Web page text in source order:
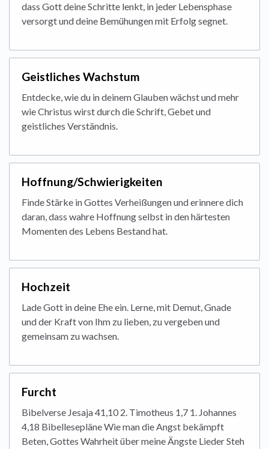
dass Gott deine Schritte lenkt, in jeder Lebensphase
versorgt und deine Bemühungen mit Erfolg segnet.
Geistliches Wachstum
Entdecke, wie du in deinem Glauben wächst und mehr
wie Christus wirst durch die Schrift, Gebet und
geistliches Verständnis.
Hoffnung/Schwierigkeiten
Finde Stärke in Gottes Verheißungen und erinnere dich
daran, dass wahre Hoffnung selbst in den härtesten
Momenten des Lebens Bestand hat.
Hochzeit
Lade Gott in deine Ehe ein. Lerne, mit Demut, Gnade
und der Kraft von Ihm zu lieben, zu vergeben und
gemeinsam zu wachsen.
Furcht
Bibelverse Jesaja 41,10 2. Timotheus 1,7 1. Johannes
4,18 Bibellesepläne Wie man die Angst bekämpft
Beten, Gottes Wahrheit über meine Ängste Lieder Steh